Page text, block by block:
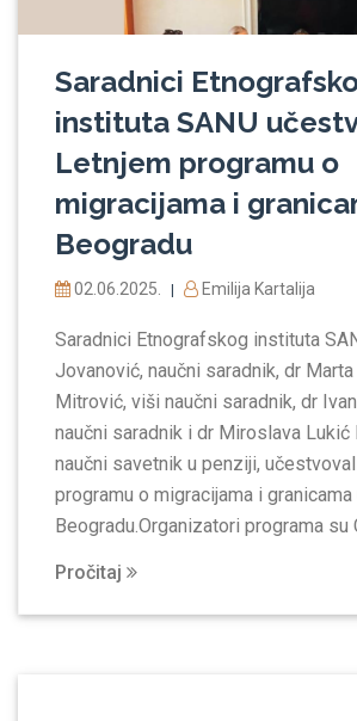
Saradnici
instituta SANU
Letnjem programu o
migracijama i
Beogradu
02.06.2025. Emilija Kartalija
Saradnici Etnografskog instituta
Jovanović, naučni saradnik, dr
Mitrović, viši naučni saradnik, dr
naučni saradnik i dr Miroslava Lukić
naučni savetnik u penziji,
programu o migracijama i granicama
Beogradu.Organizatori programa su
Pročitaj